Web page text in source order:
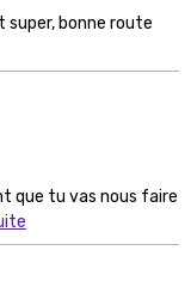
bonne route
que tu vas nous faire